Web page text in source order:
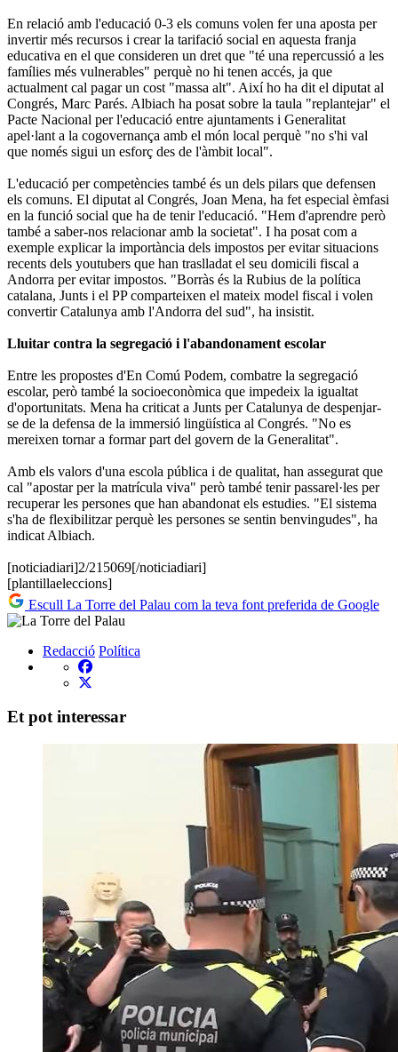
En relació amb l'educació 0-3 els comuns volen fer una aposta per
invertir més recursos i crear la tarifació social en aquesta franja
educativa en el que consideren un dret que "té una repercussió a les
famílies més vulnerables" perquè no hi tenen accés, ja que
actualment cal pagar un cost "massa alt". Així ho ha dit el diputat al
Congrés, Marc Parés. Albiach ha posat sobre la taula "replantejar" el
Pacte Nacional per l'educació entre ajuntaments i Generalitat
apel·lant a la cogovernança amb el món local perquè "no s'hi val
que només sigui un esforç des de l'àmbit local".
L'educació per competències també és un dels pilars que defensen
els comuns. El diputat al Congrés, Joan Mena, ha fet especial èmfasi
en la funció social que ha de tenir l'educació. "Hem d'aprendre però
també a saber-nos relacionar amb la societat". I ha posat com a
exemple explicar la importància dels impostos per evitar situacions
recents dels youtubers que han traslladat el seu domicili fiscal a
Andorra per evitar impostos. "Borràs és la Rubius de la política
catalana, Junts i el PP comparteixen el mateix model fiscal i volen
convertir Catalunya amb l'Andorra del sud", ha insistit.
Lluitar contra la segregació i l'abandonament escolar
Entre les propostes d'En Comú Podem, combatre la segregació
escolar, però també la socioeconòmica que impedeix la igualtat
d'oportunitats. Mena ha criticat a Junts per Catalunya de despenjar-
se de la defensa de la immersió lingüística al Congrés. "No es
mereixen tornar a formar part del govern de la Generalitat".
Amb els valors d'una escola pública i de qualitat, han assegurat que
cal "apostar per la matrícula viva" però també tenir passarel·les per
recuperar les persones que han abandonat els estudies. "El sistema
s'ha de flexibilitzar perquè les persones se sentin benvingudes", ha
indicat Albiach.
[noticiadiari]2/215069[/noticiadiari]
[plantillaeleccions]
Escull La Torre del Palau com la teva font preferida de Google
Redacció Política
Et pot interessar